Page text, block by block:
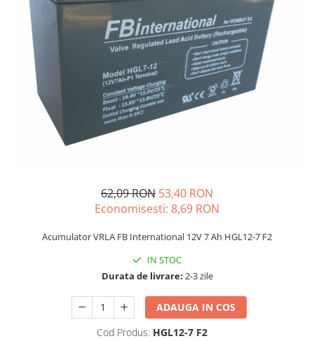
Incarcatoare acumulatori
Panouri fotovoltaice si accesorii
Panouri fotovoltaice
Sisteme prindere panouri
fotovoltaice
Accesorii
Invertoare
Invertoare Hibrid
Pachete complete stocare energie
62,09 RON 53,40 RON
Economisesti: 8,69 RON
Acumulator VRLA FB International 12V 7 Ah HGL12-7 F2
IN STOC
Durata de livrare: 2-3 zile
ADAUGA IN COS
Cod Produs: HGL12-7 F2